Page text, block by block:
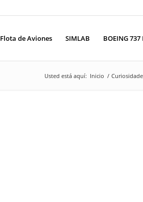
Flota de Aviones SIMLAB BOEING
Usted está aquí: Inicio /